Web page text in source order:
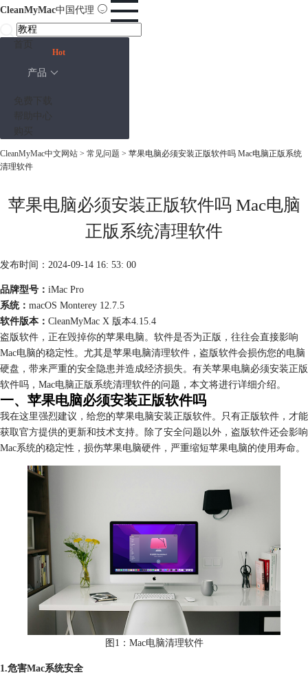
CleanMyMac中国代理
产品
Hot
CleanMyMac中文网站 > 常见问题 > 苹果电脑必须安装正版软件吗 Mac电脑正版系统
清理软件
苹果电脑必须安装正版软件吗 Mac电脑
正版系统清理软件
发布时间：2024-09-14 16: 53: 00
品牌型号： iMac Pro
系统： macOS Monterey 12.7.5
软件版本： CleanMyMac X 版本4.15.4
盗版软件，正在毁掉你的苹果电脑。软件是否为正版，往往会直接影响
Mac电脑的稳定性。尤其是苹果电脑清理软件，盗版软件会损伤您的电脑
硬盘，带来严重的安全隐患并造成经济损失。有关苹果电脑必须安装正版
软件吗，Mac电脑正版系统清理软件的问题，本文将进行详细介绍。
一、苹果电脑必须安装正版软件吗
我在这里强烈建议，给您的苹果电脑安装正版软件。只有正版软件，才能
获取官方提供的更新和技术支持。除了安全问题以外，盗版软件还会影响
Mac系统的稳定性，损伤苹果电脑硬件，严重缩短苹果电脑的使用寿命。
图1：Mac电脑清理软件
1.危害Mac系统安全